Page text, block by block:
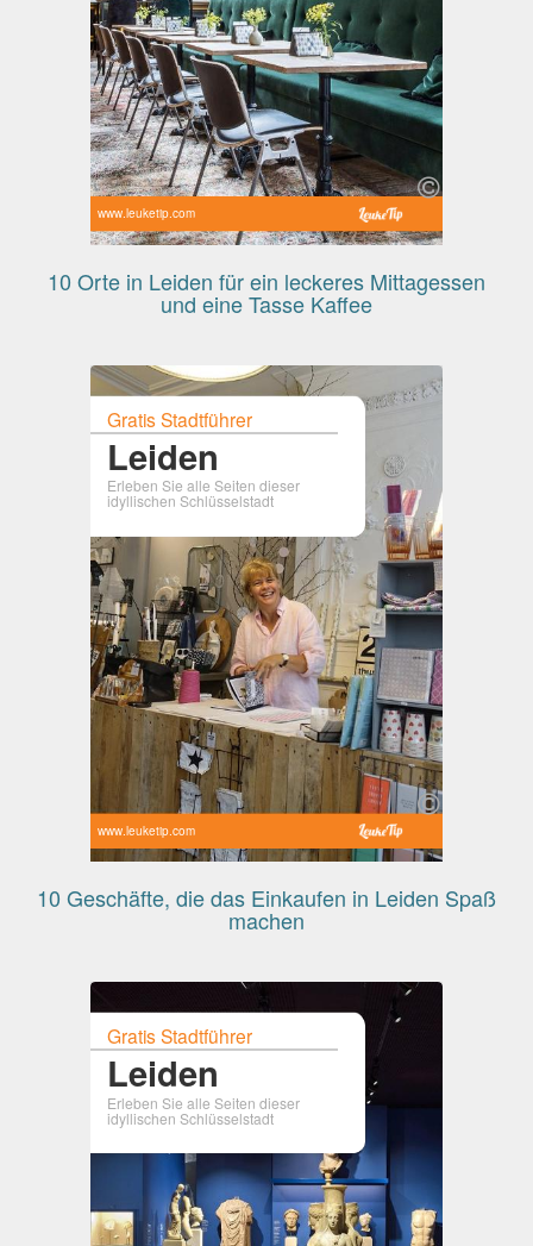
www.leuketip.com
10 Orte in Leiden für ein leckeres Mittagessen
und eine Tasse Kaffee
Gratis Stadtführer
Leiden
Erleben Sie alle Seiten dieser
idyllischen Schlüsselstadt
www.leuketip.com
10 Geschäfte, die das Einkaufen in Leiden Spaß
machen
Gratis Stadtführer
Leiden
Erleben Sie alle Seiten dieser
idyllischen Schlüsselstadt